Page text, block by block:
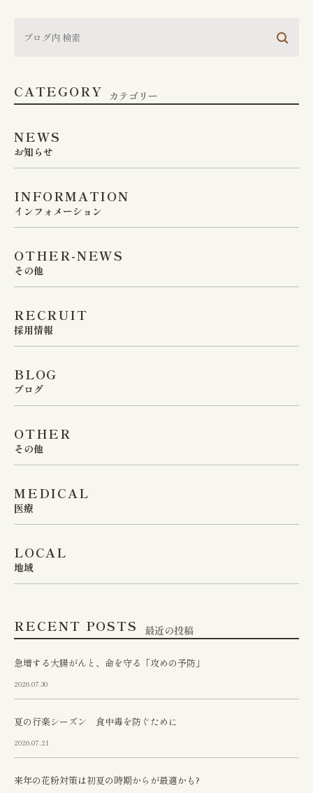
胃やお尻の不調は、早期の検査・治療が大切
が、あなたのお悩みに真摯に向き合います。
CATEGORY カテゴリー
NEWS
お知らせ
INFORMATION
インフォメーション
OTHER-NEWS
その他
RECRUIT
採用情報
BLOG
ブログ
OTHER
その他
MEDICAL
医療
LOCAL
地域
RECENT POSTS 最近の投稿
急増する大腸がんと、命を守る「攻めの予防」
2026.07.30
夏の行楽シーズン 食中毒を防ぐために
2026.07.21
来年の花粉対策は初夏の時期からが最適かも?